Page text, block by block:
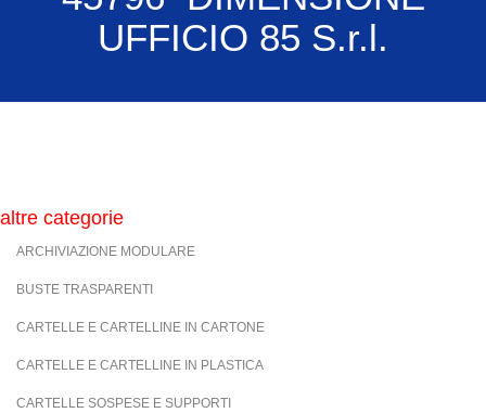
UFFICIO 85 S.r.l.
altre categorie
ARCHIVIAZIONE MODULARE
BUSTE TRASPARENTI
CARTELLE E CARTELLINE IN CARTONE
CARTELLE E CARTELLINE IN PLASTICA
CARTELLE SOSPESE E SUPPORTI